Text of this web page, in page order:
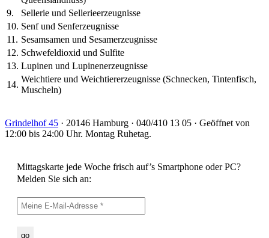
9.
Sellerie und Sellerieerzeugnisse
10. Senf und Senferzeugnisse
11. Sesamsamen und Sesamerzeugnisse
12. Schwefeldioxid und Sulfite
13. Lupinen und Lupinenerzeugnisse
14.
Weichtiere und Weichtiererzeugnisse (Schnecken, Tintenfisch,
Muscheln)
Grindelhof 45 · 20146 Hamburg · 040/410 13 05 · Geöffnet von
12:00 bis 24:00 Uhr. Montag Ruhetag.
Mittagskarte jede Woche frisch auf’s Smartphone oder PC?
Melden Sie sich an: